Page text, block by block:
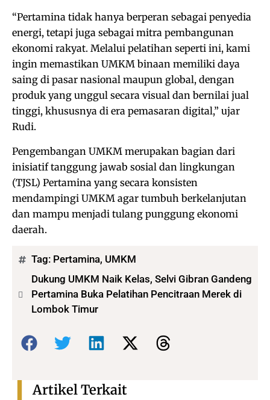
“Pertamina tidak hanya berperan sebagai penyedia
energi, tetapi juga sebagai mitra pembangunan
ekonomi rakyat. Melalui pelatihan seperti ini, kami
ingin memastikan UMKM binaan memiliki daya
saing di pasar nasional maupun global, dengan
produk yang unggul secara visual dan bernilai jual
tinggi, khususnya di era pemasaran digital,” ujar
Rudi.
Pengembangan UMKM merupakan bagian dari
inisiatif tanggung jawab sosial dan lingkungan
(TJSL) Pertamina yang secara konsisten
mendampingi UMKM agar tumbuh berkelanjutan
dan mampu menjadi tulang punggung ekonomi
daerah.
Tag: Pertamina, UMKM
Dukung UMKM Naik Kelas, Selvi Gibran Gandeng
Pertamina Buka Pelatihan Pencitraan Merek di
Lombok Timur
Bagikan:
Artikel Terkait